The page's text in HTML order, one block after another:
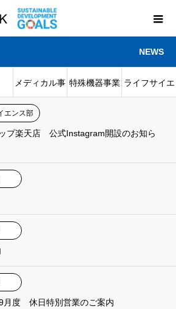
NEWS
メディカル事
業部
特殊機器事業 ライフサイエ
エンス部
プ楽天店 公式Instagram開設のお知ら
9月度 休日特別営業のご案内